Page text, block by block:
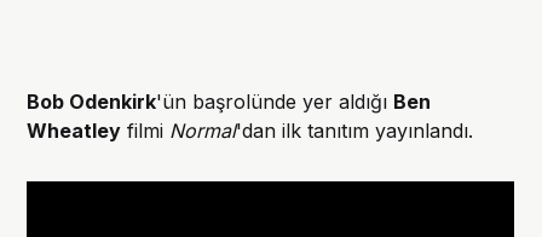
Bob Odenkirk'ün başrolünde yer aldığı Ben
Wheatley filmi Normal'dan ilk tanıtım yayınlandı.